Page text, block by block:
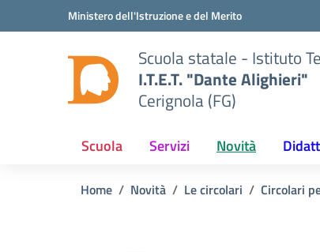
Vai ai contenuti
Vai al menu di navigazioneMinistero dell'Istruzione e del Merito
Scuola statale - Istituto
I.T.E.T. "Dante Alighieri"
Cerignola (FG)
Scuola Servizi Novità
Home Novità Le circolari Circolari